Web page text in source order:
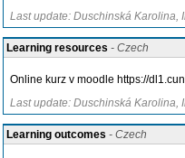
Last update: Duschinská Karolina,
Learning resources - Czech
Online kurz v moodle https://
Last update: Duschinská Karolina,
Learning outcomes - Czech